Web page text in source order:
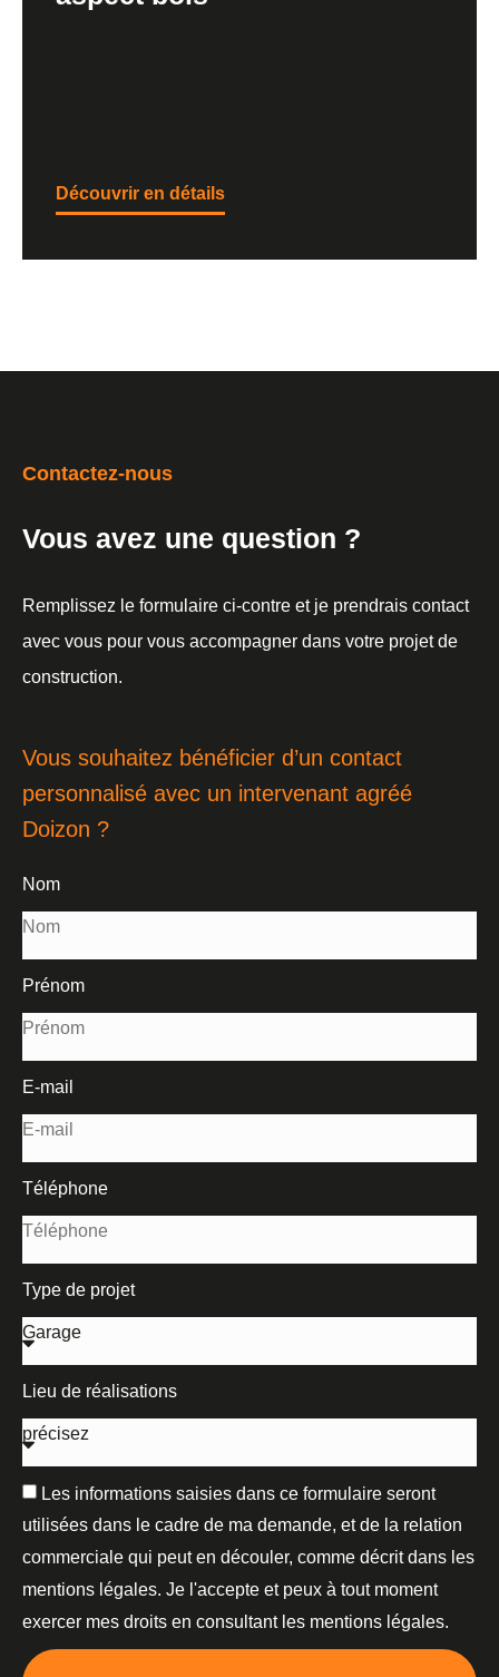
Découvrir en détails
Contactez-nous
Vous avez une question ?
Remplissez le formulaire ci-contre et je prendrais contact
avec vous pour vous accompagner dans votre projet de
construction.
Vous souhaitez bénéficier d’un contact
personnalisé avec un intervenant agréé
Doizon ?
Nom
Prénom
E-mail
Téléphone
Type de projet
Lieu de réalisations
Les informations saisies dans ce formulaire seront
utilisées dans le cadre de ma demande, et de la relation
commerciale qui peut en découler, comme décrit dans les
mentions légales. Je l'accepte et peux à tout moment
exercer mes droits en consultant les mentions légales.